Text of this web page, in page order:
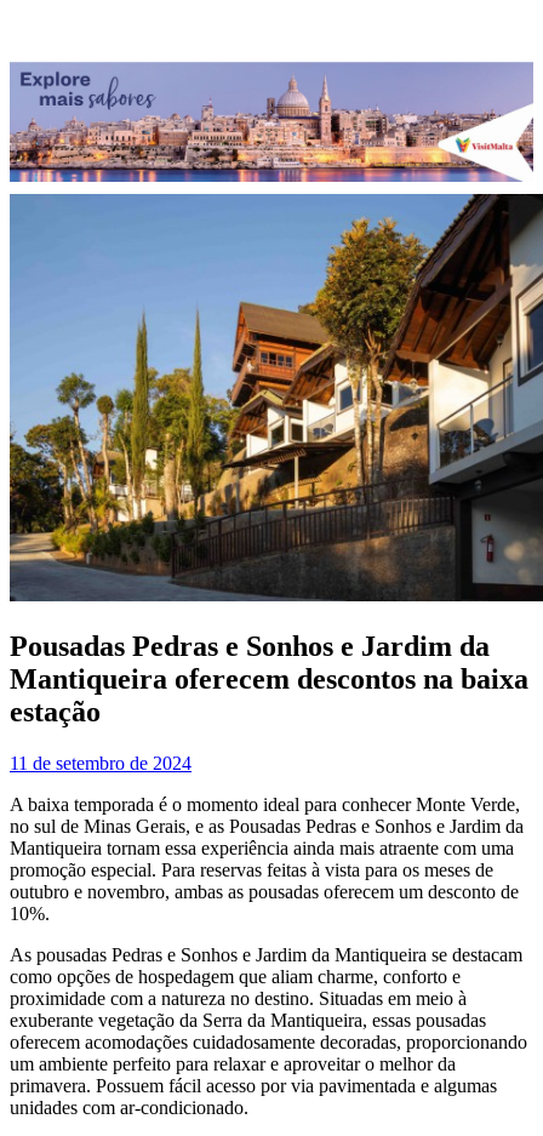
Pousadas Pedras e Sonhos e Jardim da
Mantiqueira oferecem descontos na baixa
estação
11 de setembro de 2024
A baixa temporada é o momento ideal para conhecer Monte Verde,
no sul de Minas Gerais, e as Pousadas Pedras e Sonhos e Jardim da
Mantiqueira tornam essa experiência ainda mais atraente com uma
promoção especial. Para reservas feitas à vista para os meses de
outubro e novembro, ambas as pousadas oferecem um desconto de
10%.
As pousadas Pedras e Sonhos e Jardim da Mantiqueira se destacam
como opções de hospedagem que aliam charme, conforto e
proximidade com a natureza no destino. Situadas em meio à
exuberante vegetação da Serra da Mantiqueira, essas pousadas
oferecem acomodações cuidadosamente decoradas, proporcionando
um ambiente perfeito para relaxar e aproveitar o melhor da
primavera. Possuem fácil acesso por via pavimentada e algumas
unidades com ar-condicionado.